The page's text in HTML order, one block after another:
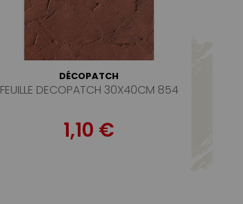
DÉCOPATCH
FEUILLE DECOPATCH 30X40CM 854
1,10 €